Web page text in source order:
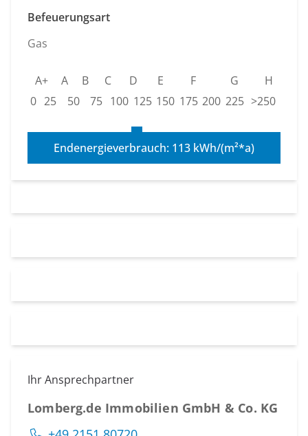
Befeuerungsart
Gas
A+ A B C D E F G
H
0 25 50 75 100 125 150 175 200 225 >250
Endenergieverbrauch: 113 kWh/(m²*a)
Ihr Ansprechpartner
Lomberg.de Immobilien GmbH & Co. KG